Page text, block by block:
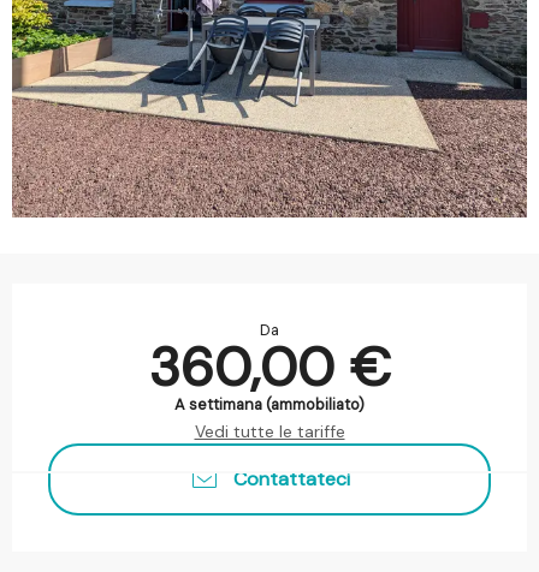
Da
360,00 €
A settimana (ammobiliato)
Vedi tutte le tariffe
Contattateci